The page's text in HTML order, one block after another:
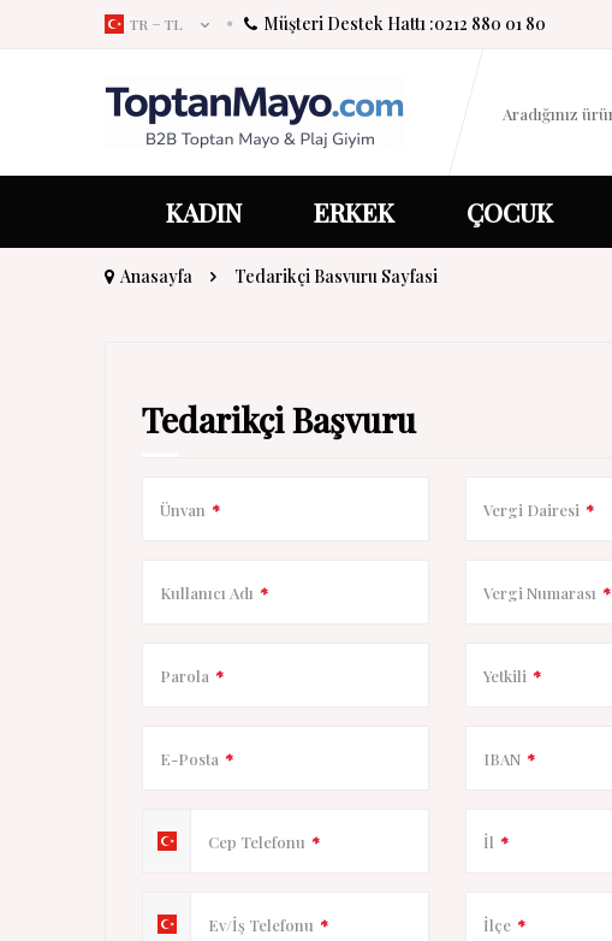
TR − TL Müşteri Destek Hattı :0212 880 01 80
KADIN ERKEK ÇOCUK
Anasayfa Tedarikçi Basvuru Sayfasi
Tedarikçi Başvuru
Ünvan *
Kullanıcı Adı *
Parola *
E-Posta *
Cep Telefonu *
Ev/İş Telefonu *
Vergi Dairesi *
Vergi Numarası *
Yetkili *
IBAN *
İl *
İlçe *